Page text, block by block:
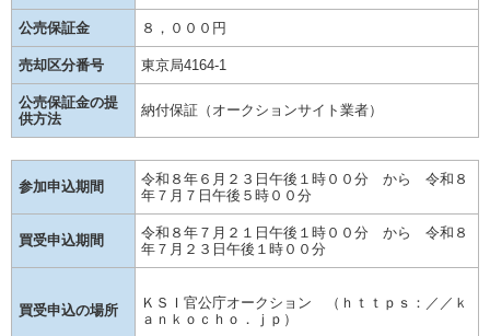
公売保証金 ８，０００円
売却区分番号 東京局4164-1
公売保証金の提
供方法
納付保証（オークションサイト業者）
参加申込期間
令和８年６月２３日午後１時００分 から 令和８
年７月７日午後５時００分
買受申込期間
令和８年７月２１日午後１時００分 から 令和８
年７月２３日午後１時００分
買受申込の場所
ＫＳＩ官公庁オークション （ｈｔｔｐｓ：／／ｋ
ａｎｋｏｃｈｏ．ｊｐ）